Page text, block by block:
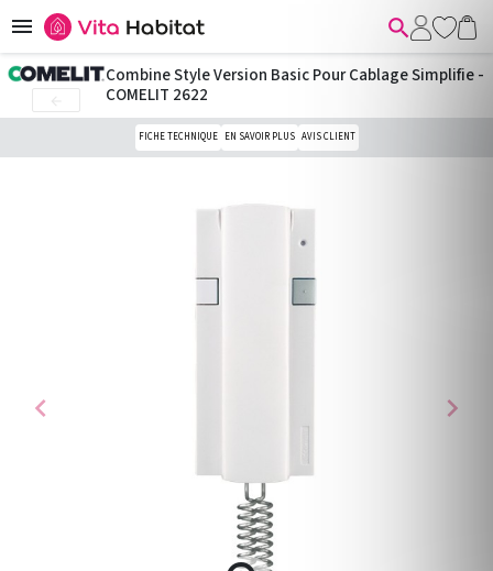
 
chevron_left chevron_right
Combine Style Version Basic Pour Cablage Simplifie -
COMELIT 2622
FICHE TECHNIQUE EN SAVOIR PLUS AVIS CLIENT